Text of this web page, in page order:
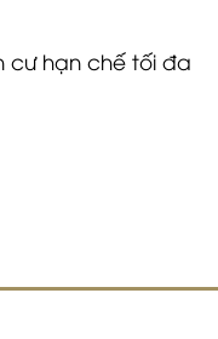
cư hạn chế tối đa